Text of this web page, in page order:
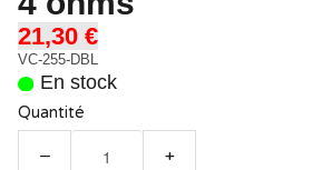
21,30 €
VC-255-DBL
En stock
Quantité
− +